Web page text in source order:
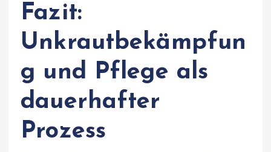
Fazit:
Unkrautbekämpfun
g und Pflege als
dauerhafter
Prozess